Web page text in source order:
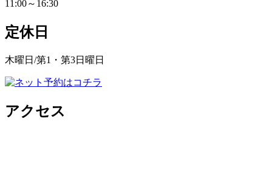
11:00～16:30
定休日
木曜日/第1・第3日曜日
アクセス